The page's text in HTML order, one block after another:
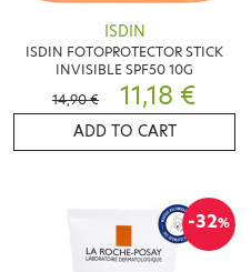
ISDIN
ISDIN FOTOPROTECTOR STICK
INVISIBLE SPF50 10G
14,90 €
11,18 €
ADD TO CART
-32%